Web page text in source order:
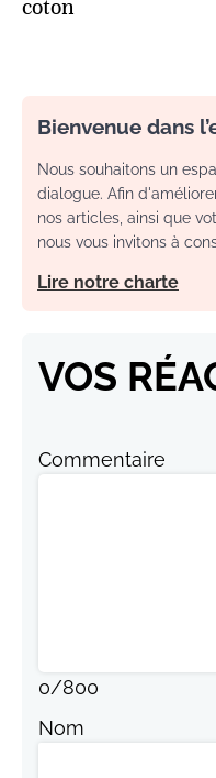
coton
Bienvenue dans
Nous souhaitons un
dialogue. Afin
nos articles, ainsi que
nous vous invitons à
Lire notre charte
VOS
Commentaire
0/800
Nom